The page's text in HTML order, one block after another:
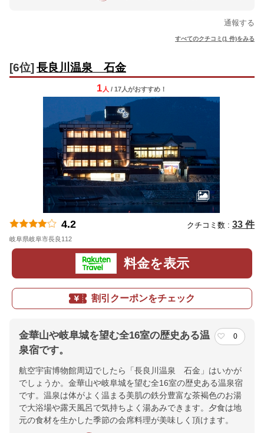
通報する
すべてのクチコミ(1 件)をみる
[6位] 長良川温泉 石金
1 人 / 17人がおすすめ！
4.2 クチコミ数 : 33 件
岐阜県岐阜市長良112
料金を表示
割引クーポンをチェック
金華山や岐阜城を望む全16室の歴史ある温
泉宿です。
0
航空宇宙博物館周辺でしたら「長良川温泉 石金」はいかが
でしょうか。金華山や岐阜城を望む全16室の歴史ある温泉宿
です。温泉は体がよく温まる美肌の鉄分豊富な茶褐色のお湯
で大浴場や露天風呂で気持ちよく湯あみできます。夕食は地
元の食材を生かした季節の会席料理が美味しく頂けます。